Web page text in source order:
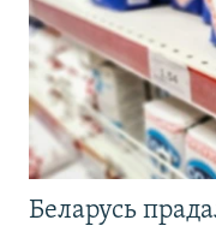
Беларусь